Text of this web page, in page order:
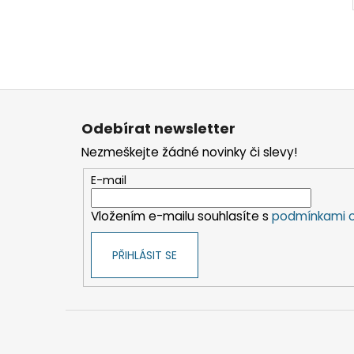
Z
Odebírat newsletter
Nezmeškejte žádné novinky či slevy!
E-mail
Vložením e-mailu souhlasíte s podmínkami
PŘIHLÁSIT SE